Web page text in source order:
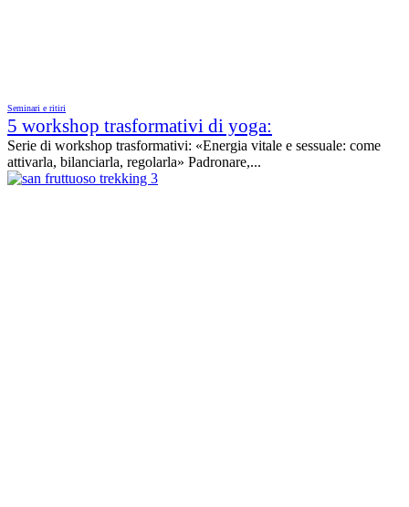
Seminari e ritiri
5 workshop trasformativi di yoga:
Serie di workshop trasformativi: «Energia vitale e sessuale: come
attivarla, bilanciarla, regolarla» Padronare,...